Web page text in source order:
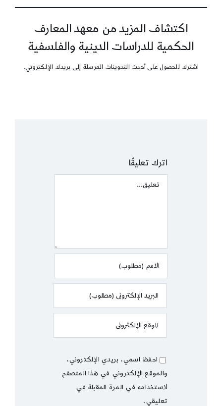
اكتشاف المزيد من معهد المعارف
الحكمية للدراسات الدينية والفلسفية
اشترك للحصول على أحدث التدوينات المرسلة إلى بريدك الإلكتروني.
اترك تعليقًا
Comment
احفظ اسمي، بريدي الإلكتروني،
والموقع الإلكتروني في هذا المتصفح
لاستخدامه في المرة المقبلة في
تعليقي.